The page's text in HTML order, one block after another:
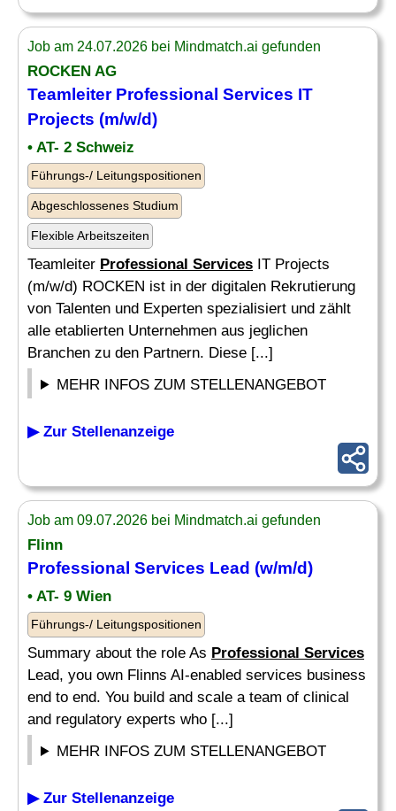
Job am 24.07.2026 bei Mindmatch.ai gefunden
ROCKEN AG
Teamleiter Professional Services IT
Projects (m/w/d)
• AT- 2 Schweiz
Führungs-/ Leitungspositionen
Abgeschlossenes Studium
Flexible Arbeitszeiten
Teamleiter Professional Services IT Projects
(m/w/d) ROCKEN ist in der digitalen Rekrutierung
von Talenten und Experten spezialisiert und zählt
alle etablierten Unternehmen aus jeglichen
Branchen zu den Partnern. Diese [...]
MEHR INFOS ZUM STELLENANGEBOT
▶ Zur Stellenanzeige
Job am 09.07.2026 bei Mindmatch.ai gefunden
Flinn
Professional Services Lead (w/m/d)
• AT- 9 Wien
Führungs-/ Leitungspositionen
Summary about the role As Professional Services
Lead, you own Flinns AI-enabled services business
end to end. You build and scale a team of clinical
and regulatory experts who [...]
MEHR INFOS ZUM STELLENANGEBOT
▶ Zur Stellenanzeige